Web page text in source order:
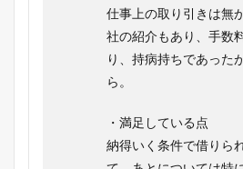
仕事上の取り引きは無
社の紹介もあり、手数
り、持病持ちであった
ら。
・満足している点
納得いく条件で借りら